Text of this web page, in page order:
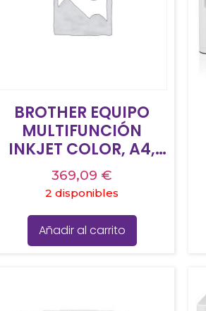
BROTHER EQUIPO
MULTIFUNCIÓN
INKJET COLOR, A4,
WIFI , DUPLEX –
DCPT780DW
369,09 €
2 disponibles
Añadir al carrito